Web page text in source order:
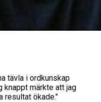
tävla i ordkunskap
knappt märkte att jag
resultat ökade."